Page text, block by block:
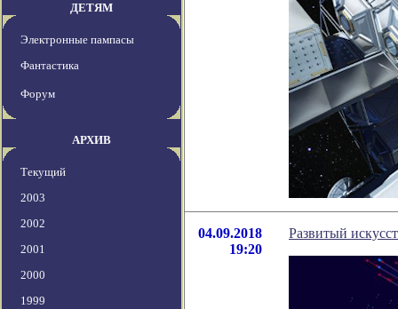
ДЕТЯМ
Электронные пампасы
Фантастика
Форум
АРХИВ
Текущий
2003
2002
2001
2000
1999
04.09.2018
19:20
Развитый